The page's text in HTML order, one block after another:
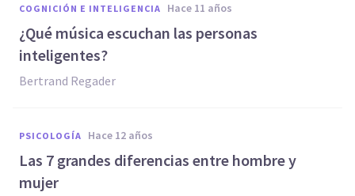
COGNICIÓN E INTELIGENCIA hace 11 años
¿Qué música escuchan las personas
inteligentes?
Bertrand Regader
PSICOLOGÍA hace 12 años
Las 7 grandes diferencias entre hombre y
mujer